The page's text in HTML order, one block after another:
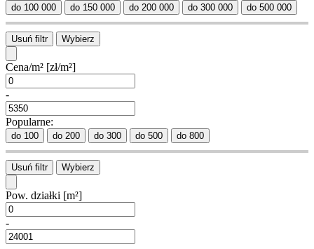
do 100 000 do 150 000 do 200 000 do 300 000 do 500 000
Usuń filtr Wybierz
Cena/m² [zł/m²]
-
Popularne:
do 100 do 200 do 300 do 500 do 800
Usuń filtr Wybierz
Pow. działki [m²]
-